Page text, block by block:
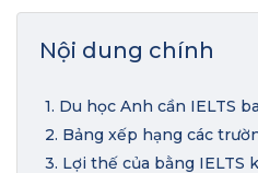
Nội dung chính
1. Du học Anh cần IELTS
2. Bảng xếp hạng các
3. Lợi thế của bằng IELTS